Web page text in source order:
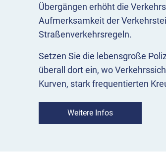
Übergängen erhöht die
Aufmerksamkeit der
Straßenverkehrsregeln.
Setzen Sie die lebensgroße
überall dort ein, wo
Kurven, stark frequentierten
Warnfigur, warnen Sie effektiv
Weitere Infos